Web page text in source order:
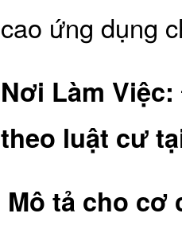
cao ứng dụng
Nơi Làm
theo luật cư
Mô tả cho cơ